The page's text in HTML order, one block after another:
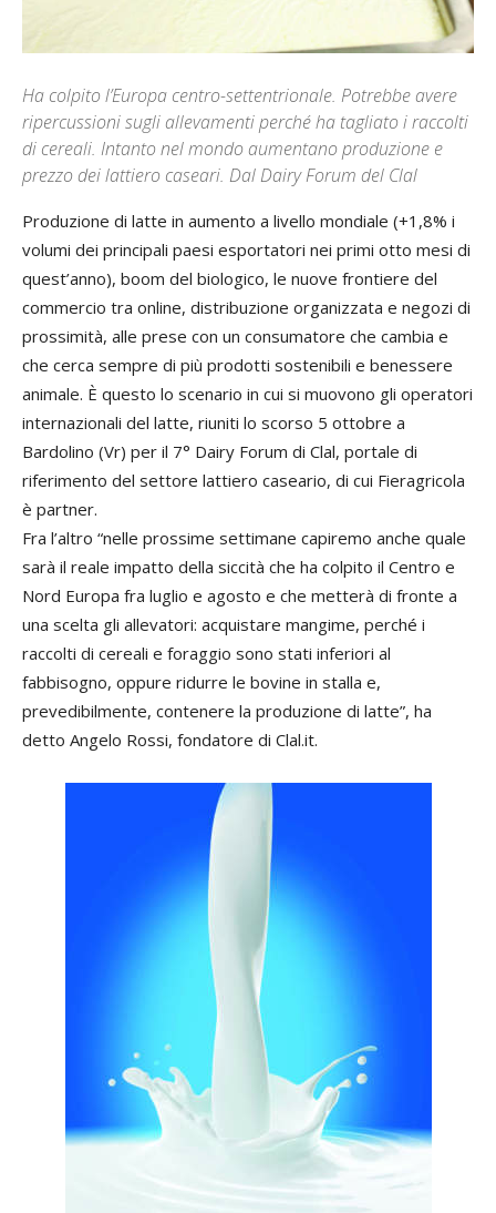
Ha colpito l’Europa centro-settentrionale. Potrebbe avere
ripercussioni sugli allevamenti perché ha tagliato i raccolti
di cereali. Intanto nel mondo aumentano produzione e
prezzo dei lattiero caseari. Dal Dairy Forum del Clal
Produzione di latte in aumento a livello mondiale (+1,8% i
volumi dei principali paesi esportatori nei primi otto mesi di
quest’anno), boom del biologico, le nuove frontiere del
commercio tra online, distribuzione organizzata e negozi di
prossimità, alle prese con un consumatore che cambia e
che cerca sempre di più prodotti sostenibili e benessere
animale. È questo lo scenario in cui si muovono gli operatori
internazionali del latte, riuniti lo scorso 5 ottobre a
Bardolino (Vr) per il 7° Dairy Forum di Clal, portale di
riferimento del settore lattiero caseario, di cui Fieragricola
è partner.
Fra l’altro “nelle prossime settimane capiremo anche quale
sarà il reale impatto della siccità che ha colpito il Centro e
Nord Europa fra luglio e agosto e che metterà di fronte a
una scelta gli allevatori: acquistare mangime, perché i
raccolti di cereali e foraggio sono stati inferiori al
fabbisogno, oppure ridurre le bovine in stalla e,
prevedibilmente, contenere la produzione di latte”, ha
detto Angelo Rossi, fondatore di Clal.it.